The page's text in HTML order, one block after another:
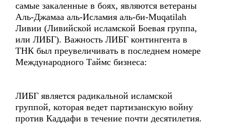
самые закаленные в боях, являются ветераны
Аль-Джамаа аль-Исламия аль-би-Muqatilah
Ливии (Ливийской исламской Боевая группа,
или ЛИБГ). Важность ЛИБГ контингента в
ТНК был преувеличивать в последнем номере
Международного Таймс бизнеса:
ЛИБГ является радикальной исламской
группой, которая ведет партизанскую войну
против Каддафи в течение почти десятилетия.